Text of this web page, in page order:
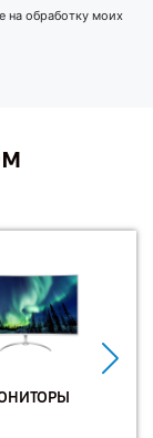
на обработку моих